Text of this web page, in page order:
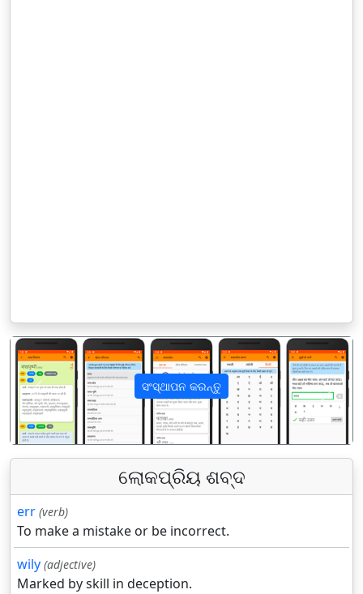
ସଂସ୍ଥାପନ କରନ୍ତୁ
पिछला अगला
ଲୋକପ୍ରିୟ ଶବ୍ଦ
err (verb)
To make a mistake or be incorrect.
wily (adjective)
Marked by skill in deception.